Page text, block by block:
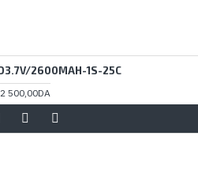
2600MAH-1S-25C
2 500,00DA